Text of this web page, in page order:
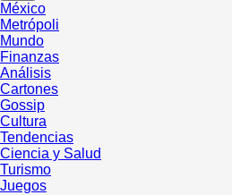
México
Metrópoli
Mundo
Finanzas
Análisis
Cartones
Gossip
Cultura
Tendencias
Ciencia y Salud
Turismo
Juegos